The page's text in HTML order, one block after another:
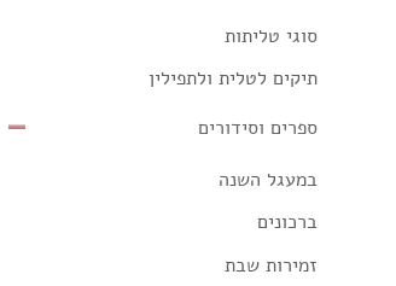
סוגי טליתות
תיקים לטלית ולתפילין
ספרים וסידורים
במעגל השנה
ברכונים
זמירות שבת